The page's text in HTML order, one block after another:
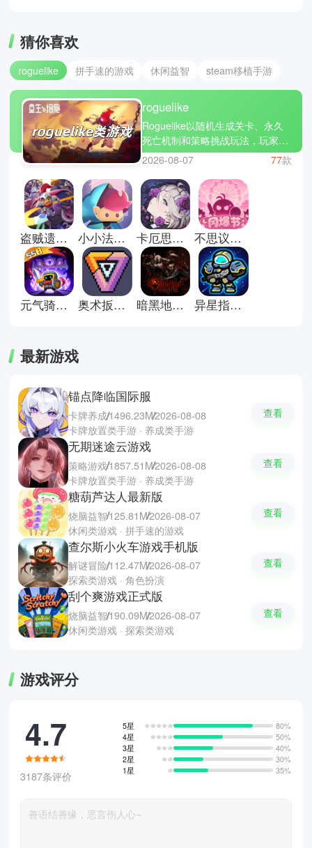
猜你喜欢
roguelike 拼手速的游戏 休闲益智 steam移植手游
roguelike
Roguelike以随机生成关卡、永久
死亡机制和策略挑战玩法，玩家需
要在探索过程中收集装备、提升角
色能力，并根据战斗情况做出实时
决策。游戏通常提供单人冒险模式
和多样关卡挑战，同时融合道具系
统、技能组合和怪物配置，让每一
次冒险都有不同体验。小编推荐撒
的结合、地下城堡、月兔历险记。
玩家可以通过收集资源、优化技能
组合和探索多样关卡，体验高自由
度和重复可玩性的冒险乐趣。
2026-08-07 77款
盗贼遗产2汉化版 小小法师小游戏 卡厄思梦境最新版 不思议迷宫官方版
元气骑士前传官方版 奥术扳机中文版 暗黑地牢安卓移植版 异星指令完整版
最新游戏
锚点降临国际服
卡牌养成1496.23M2026-08-08
卡牌放置类手游 · 养成类手游
查看
无期迷途云游戏
策略游戏1857.51M2026-08-08
卡牌放置类手游 · 养成类手游
查看
糖葫芦达人最新版
烧脑益智125.81M2026-08-07
休闲类游戏 · 拼手速的游戏
查看
查尔斯小火车游戏手机版
解谜冒险112.47M2026-08-07
探索类游戏 · 角色扮演
查看
刮个爽游戏正式版
烧脑益智190.09M2026-08-07
休闲类游戏 · 探索类游戏
查看
游戏评分
4.7
3187条评价
5星
80%
4星
50%
3星
40%
2星
30%
1星
35%